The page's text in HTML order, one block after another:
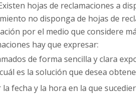
hojas de reclamaciones a
no disponga de hojas de
por el medio que considere
hay que expresar:
de forma sencilla y clara
es la solución que desea
fecha y la hora en la que